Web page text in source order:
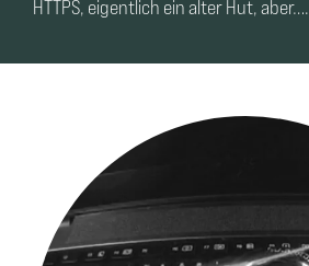
HTTPS, eigentlich ein alter Hut, aber….